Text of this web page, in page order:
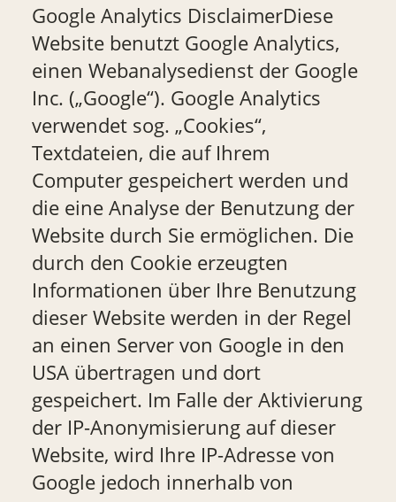
Google Analytics DisclaimerDiese
Website benutzt Google Analytics,
einen Webanalysedienst der Google
Inc. („Google“). Google Analytics
verwendet sog. „Cookies“,
Textdateien, die auf Ihrem
Computer gespeichert werden und
die eine Analyse der Benutzung der
Website durch Sie ermöglichen. Die
durch den Cookie erzeugten
Informationen über Ihre Benutzung
dieser Website werden in der Regel
an einen Server von Google in den
USA übertragen und dort
gespeichert. Im Falle der Aktivierung
der IP-Anonymisierung auf dieser
Website, wird Ihre IP-Adresse von
Google jedoch innerhalb von